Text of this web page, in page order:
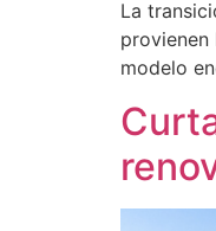
La
modelo